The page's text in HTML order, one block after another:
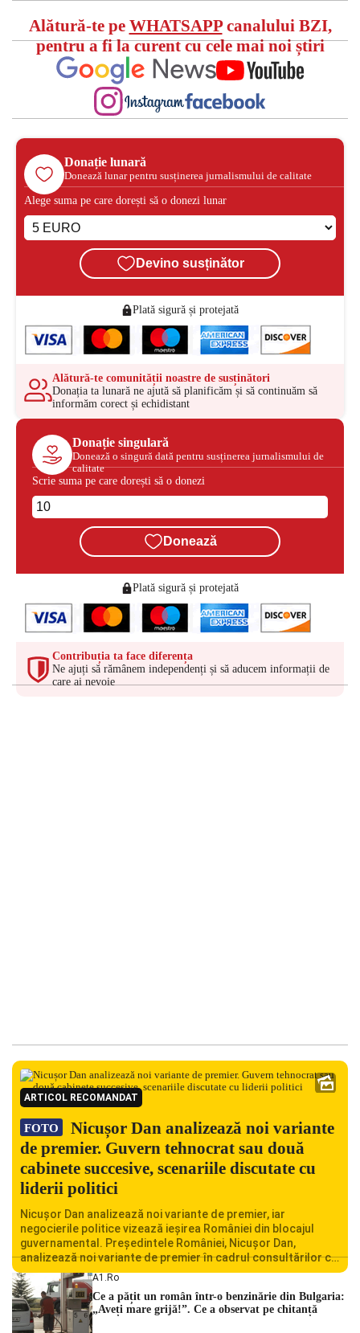
Alătură-te pe WHATSAPPcanalului BZI,
pentru a fi la curent cu cele mai noi știri
Donație lunară
Donează lunar pentru susținerea jurnalismului de calitate
Alege suma pe care dorești să o donezi lunar
Devino susținător
Plată sigură și protejată
Alătură-te comunității noastre de susținători
Donația ta lunară ne ajută să planificăm și să continuăm să
informăm corect și echidistant
Donație singulară
Donează o singură dată pentru susținerea jurnalismului de
calitate
Scrie suma pe care dorești să o donezi
Donează
Plată sigură și protejată
Contribuția ta face diferența
Ne ajuți să rămânem independenți și să aducem informații de
care ai nevoie
ARTICOL RECOMANDAT
FOTO
Nicușor Dan analizează noi variante
de premier. Guvern tehnocrat sau două
cabinete succesive, scenariile discutate cu
liderii politici
Nicușor Dan analizează noi variante de premier, iar
negocierile politice vizează ieșirea României din blocajul
guvernamental. Președintele României, Nicușor Dan,
analizează noi variante de premier în cadrul consultărilor cu
liderii politici. Ciprian Ciucu vorbește despre scenariul unui
guvern tehnocrat și despre posibilitatea a două cabinete
succesive. Nicușor Dan analizează noi variante de premier
România traversează […]
A1.ro
Ce a pățit un român într-o benzinărie din Bulgaria:
„Aveți mare grijă!”. Ce a observat pe chitanță